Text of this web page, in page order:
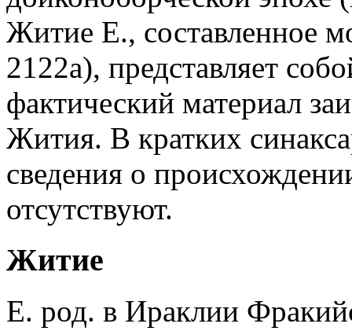
Житие Е., составленное
2122a), представляет
фактический материал
Жития. В кратких
сведения о
отсутствуют.
Житие
Е. род. в Ираклии